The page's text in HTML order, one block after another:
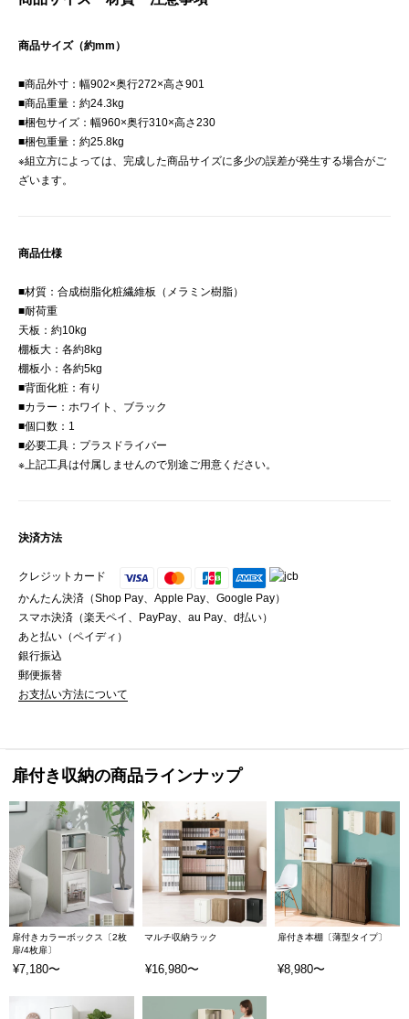
商品サイズ（約mm）
■商品外寸：幅902×奥行272×高さ901
■商品重量：約24.3kg
■梱包サイズ：幅960×奥行310×高さ230
■梱包重量：約25.8kg
※組立方によっては、完成した商品サイズに多少の誤差が発生する場合がご
ざいます。
商品仕様
■材質：合成樹脂化粧繊維板（メラミン樹脂）
■耐荷重
天板：約10kg
棚板大：各約8kg
棚板小：各約5kg
■背面化粧：有り
■カラー：ホワイト、ブラック
■個口数：1
■必要工具：プラスドライバー
※上記工具は付属しませんので別途ご用意ください。
決済方法
クレジットカード
かんたん決済（Shop Pay、Apple Pay、Google Pay）
スマホ決済（楽天ペイ、PayPay、au Pay、d払い）
あと払い（ペイディ）
銀行振込
郵便振替
お支払い方法について
扉付き収納の商品ラインナップ
扉付きカラーボックス〔2枚
扉/4枚扉〕
¥7,180〜
マルチ収納ラック
¥16,980〜
扉付き本棚〔薄型タイプ〕
¥8,980〜